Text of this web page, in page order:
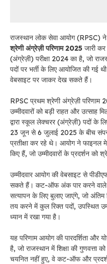
राजस्थान लोक सेवा आयोग
श्रेणी अंग्रेज़ी परिणाम 2025 जारी
(अंग्रेज़ी) परीक्षा 2024 का है, जो
पदों पर भर्ती के लिए आयोजित की गई
वेबसाइट पर जाकर देख सकते हैं।
RPSC प्रथम श्रेणी अंग्रेज़ी परिणाम
उम्मीदवारों को बड़ी राहत और उत्साह
द्वारा स्कूल लेक्चरर (अंग्रेज़ी) पदों के
23 जून से 6 जुलाई 2025 के बीच संपन्न
प्रतीक्षा कर रहे थे। आयोग ने
किए हैं, जो उम्मीदवारों के प्रदर्शन को
उम्मीदवार आयोग की वेबसाइट से
सकते हैं। कट-ऑफ अंक पार करने वाले
सत्यापन के लिए बुलाए जाएंगे, जो
तय करने में कुल रिक्त पदों, उपस्थित
ध्यान में रखा गया है।
यह परिणाम आयोग की पारदर्शिता और
है, जो राजस्थान में शिक्षा की गुणवत्ता
चयनित नहीं हुए, वे कट-ऑफ और